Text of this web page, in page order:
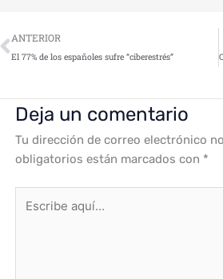
Ant
ANTERIOR
El 77% de los españoles sufre “ciberestrés”
Deja un comentario
Tu dirección de correo electrónico
obligatorios están marcados con *
aquí...